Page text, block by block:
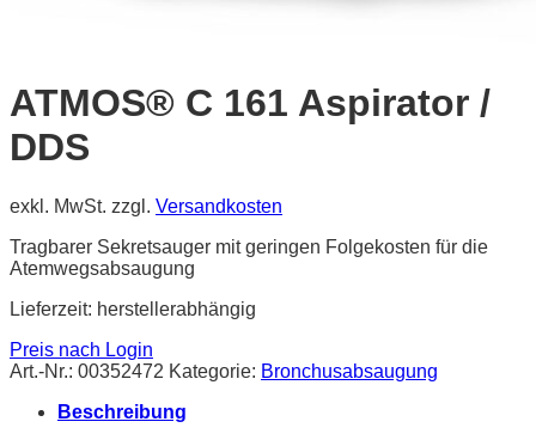
ATMOS® C 161 Aspirator /
DDS
exkl. MwSt. zzgl. Versandkosten
Tragbarer Sekretsauger mit geringen Folgekosten für die
Atemwegsabsaugung
Lieferzeit: herstellerabhängig
Preis nach Login
Art.-Nr.: 00352472 Kategorie: Bronchusabsaugung
Beschreibung